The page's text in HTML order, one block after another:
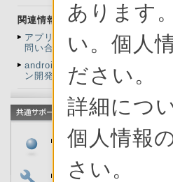
関連情報
アプリケーションのお
問い合わせ先
androidアプリケーショ
ン開発者向け情報
製品に関するお
問い合わせ
修理のご相談
あります
い。個人
ださい。
詳細につ
個人情報
さい。